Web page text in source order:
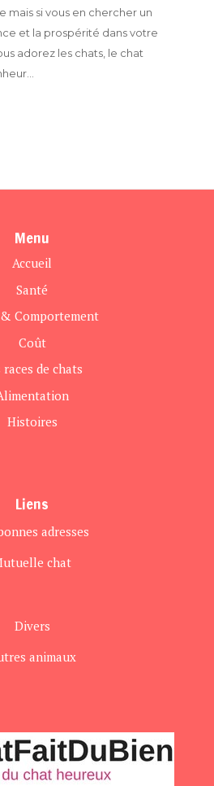
mais si vous en chercher un
et la prospérité dans votre
adorez les chats, le chat
Menu
Accueil
Santé
Comportement
Coût
races de chats
Histoires
Liens
adresses
chat
Divers
animaux